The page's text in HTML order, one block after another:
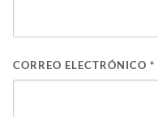
CORREO ELECTRÓNICO *